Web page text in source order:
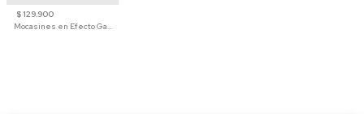
$ 129.900
Mocasines en Efecto Gamuzado Para Mujer